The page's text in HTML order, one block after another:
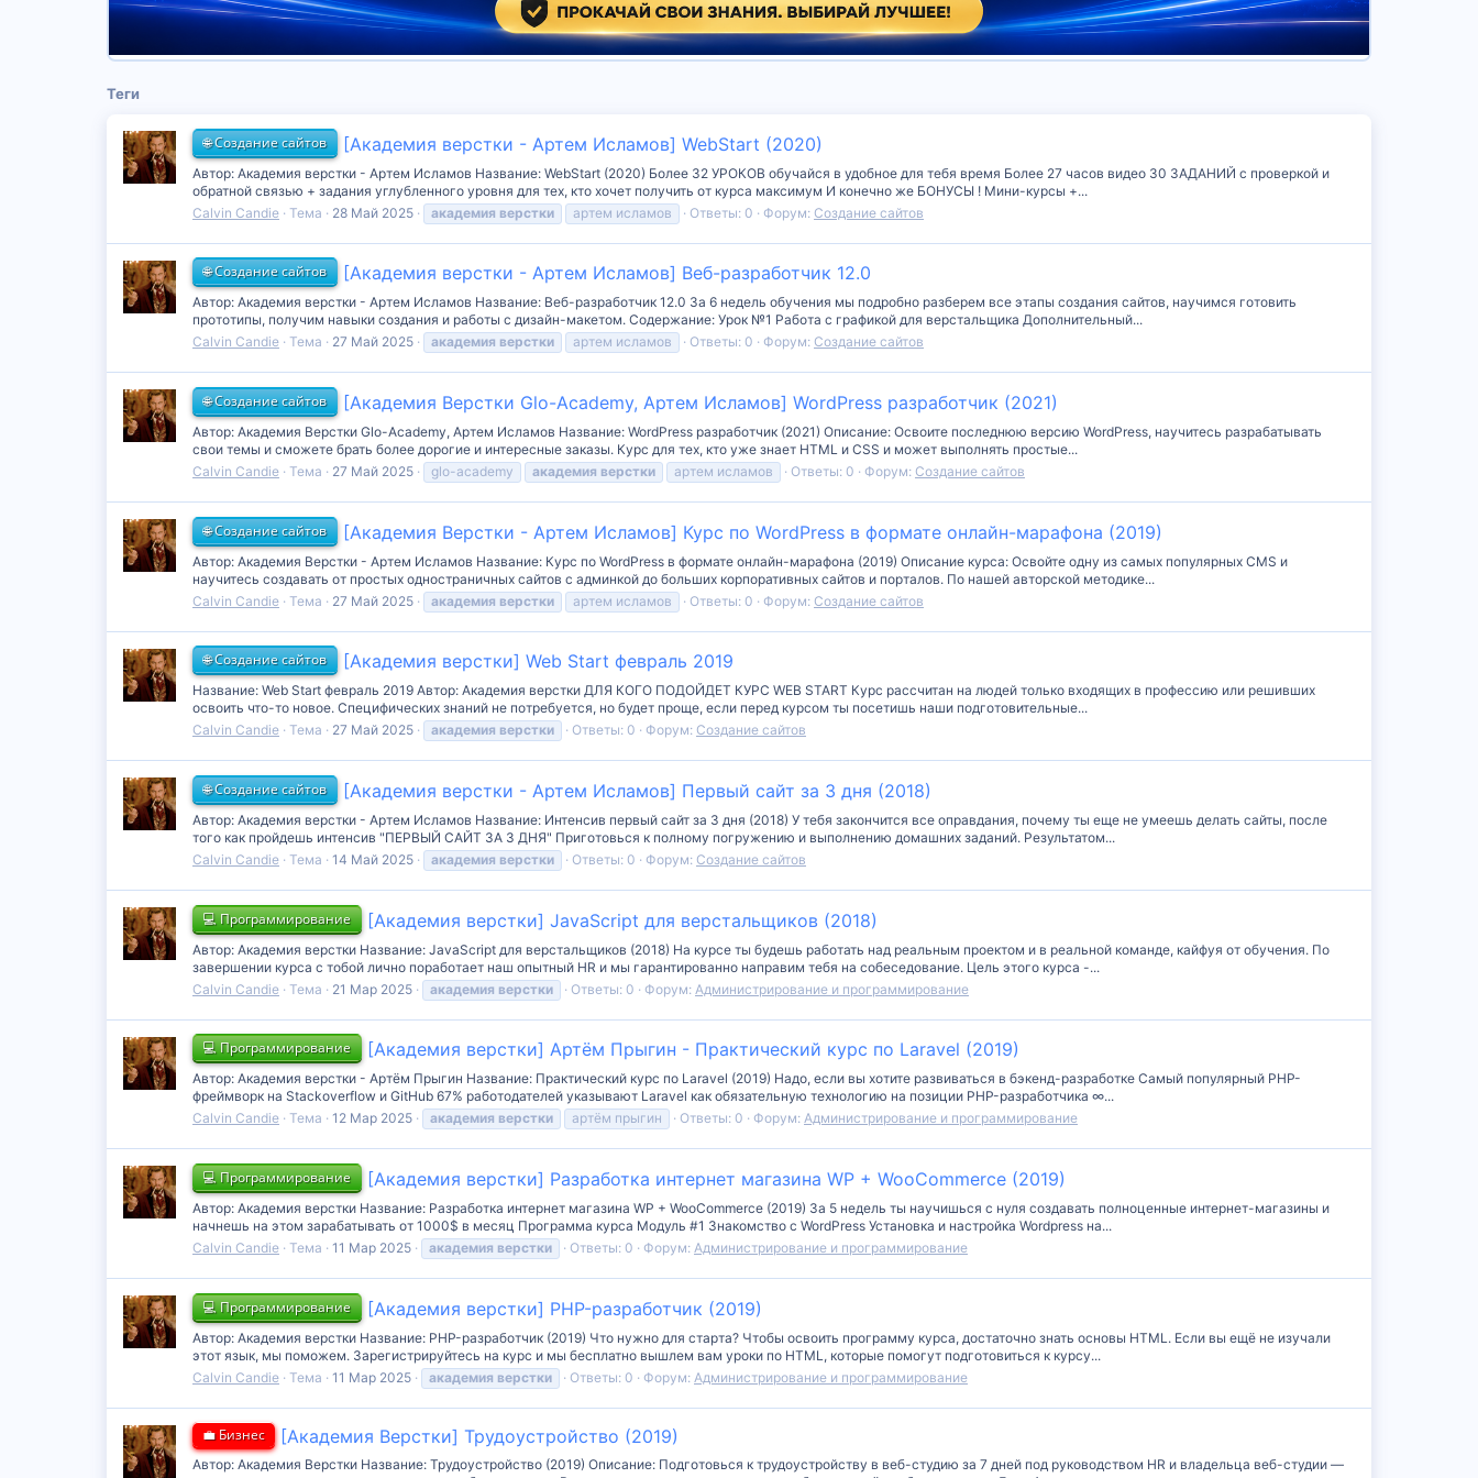
Теги
🌐 Создание сайтов [Академия верстки - Артем Исламов] WebStart (2020)
Автор: Академия верстки - Артем Исламов Название: WebStart (2020) Более 32 УРОКОВ обучайся в удобное для тебя время Более 27 часов видео 30 ЗАДАНИЙ с проверкой и
обратной связью + задания углубленного уровня для тех, кто хочет получить от курса максимум И конечно же БОНУСЫ ! Мини-курсы +...
Calvin Candie Тема 28 Май 2025 академия верстки артем исламов Ответы: 0 Форум: Создание сайтов
🌐 Создание сайтов [Академия верстки - Артем Исламов] Веб-разработчик 12.0
Автор: Академия верстки - Артем Исламов Название: Веб-разработчик 12.0 За 6 недель обучения мы подробно разберем все этапы создания сайтов, научимся готовить
прототипы, получим навыки создания и работы с дизайн-макетом. Содержание: Урок №1 Работа с графикой для верстальщика Дополнительный...
Calvin Candie Тема 27 Май 2025 академия верстки артем исламов Ответы: 0 Форум: Создание сайтов
🌐 Создание сайтов [Академия Верстки Glo-Academy, Артем Исламов] WordPress разработчик (2021)
Автор: Академия Верстки Glo-Academy, Артем Исламов Название: WordPress разработчик (2021) Описание: Освоите последнюю версию WordPress, научитесь разрабатывать
свои темы и сможете брать более дорогие и интересные заказы. Курс для тех, кто уже знает HTML и CSS и может выполнять простые...
Calvin Candie Тема 27 Май 2025 glo-academy академия верстки артем исламов Ответы: 0 Форум: Создание сайтов
🌐 Создание сайтов [Академия Верстки - Артем Исламов] Курс по WordPress в формате онлайн-марафона (2019)
Автор: Академия Верстки - Артем Исламов Название: Курс по WordPress в формате онлайн-марафона (2019) Описание курса: Освойте одну из самых популярных CMS и
научитесь создавать от простых одностраничных сайтов с админкой до больших корпоративных сайтов и порталов. По нашей авторской методике...
Calvin Candie Тема 27 Май 2025 академия верстки артем исламов Ответы: 0 Форум: Создание сайтов
🌐 Создание сайтов [Академия верстки] Web Start февраль 2019
Название: Web Start февраль 2019 Автор: Академия верстки ДЛЯ КОГО ПОДОЙДЕТ КУРС WEB START Курс рассчитан на людей только входящих в профессию или решивших
освоить что-то новое. Специфических знаний не потребуется, но будет проще, если перед курсом ты посетишь наши подготовительные...
Calvin Candie Тема 27 Май 2025 академия верстки Ответы: 0 Форум: Создание сайтов
🌐 Создание сайтов [Академия верстки - Артем Исламов] Первый сайт за 3 дня (2018)
Автор: Академия верстки - Артем Исламов Название: Интенсив первый сайт за 3 дня (2018) У тебя закончится все оправдания, почему ты еще не умеешь делать сайты, после
того как пройдешь интенсив "ПЕРВЫЙ САЙТ ЗА 3 ДНЯ" Приготовься к полному погружению и выполнению домашних заданий. Результатом...
Calvin Candie Тема 14 Май 2025 академия верстки Ответы: 0 Форум: Создание сайтов
💻 Программирование [Академия верстки] JavaScript для верстальщиков (2018)
Автор: Академия верстки Название: JavaScript для верстальщиков (2018) На курсе ты будешь работать над реальным проектом и в реальной команде, кайфуя от обучения. По
завершении курса с тобой лично поработает наш опытный HR и мы гарантированно направим тебя на собеседование. Цель этого курса -...
Calvin Candie Тема 21 Мар 2025 академия верстки Ответы: 0 Форум: Администрирование и программирование
💻 Программирование [Академия верстки] Артём Прыгин - Практический курс по Laravel (2019)
Автор: Академия верстки - Артём Прыгин Название: Практический курс по Laravel (2019) Надо, если вы хотите развиваться в бэкенд-разработке Самый популярный PHP-
фреймворк на Stackoverflow и GitHub 67% работодателей указывают Laravel как обязательную технологию на позиции PHP-разработчика ∞...
Calvin Candie Тема 12 Мар 2025 академия верстки артём прыгин Ответы: 0 Форум: Администрирование и программирование
💻 Программирование [Академия верстки] Разработка интернет магазина WP + WooCommerce (2019)
Автор: Академия верстки Название: Разработка интернет магазина WP + WooCommerce (2019) За 5 недель ты научишься с нуля создавать полноценные интернет-магазины и
начнешь на этом зарабатывать от 1000$ в месяц Программа курса Модуль #1 Знакомство с WordPress Установка и настройка Wordpress на...
Calvin Candie Тема 11 Мар 2025 академия верстки Ответы: 0 Форум: Администрирование и программирование
💻 Программирование [Академия верстки] PHP-разработчик (2019)
Автор: Академия верстки Название: PHP-разработчик (2019) Что нужно для старта? Чтобы освоить программу курса, достаточно знать основы HTML. Если вы ещё не изучали
этот язык, мы поможем. Зарегистрируйтесь на курс и мы бесплатно вышлем вам уроки по HTML, которые помогут подготовиться к курсу...
Calvin Candie Тема 11 Мар 2025 академия верстки Ответы: 0 Форум: Администрирование и программирование
💼 Бизнес [Академия Верстки] Трудоустройство (2019)
Автор: Академия Верстки Название: Трудоустройство (2019) Описание: Подготовься к трудоустройству в веб-студию за 7 дней под руководством HR и владельца веб-студии —